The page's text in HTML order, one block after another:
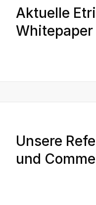
Aktuelle
Whitepaper
Unsere
und